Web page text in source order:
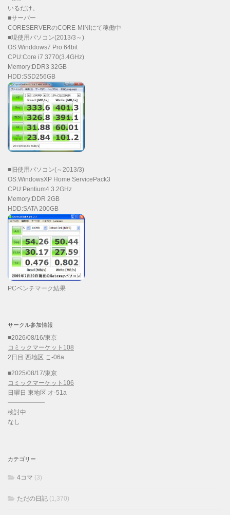
いるだけ。
■サーバー
CORESERVERのCORE-MINIにて稼働中
■現使用パソコン(2013/3～)
OS:Winddows7 Pro 64bit
CPU:Core i7 3770(3.4GHz)
Memory:DDR3 32GB
HDD:SSD256GB
■旧使用パソコン(～2013/3)
OS:WindowsXP Home ServicePack3
CPU:Pentium4 3.2GHz
Memory:DDR 2GB
HDD:SATA 200GB
PCベンチマーク結果
サークル参加情報
■2026/08/16/東京
コミックマーケット108
2日目 西地区 こ-06a
■2025/08/17/東京
コミックマーケット106
日曜日 東地区 オ-51a
——————
検討中
なし
カテゴリー
4コマ (3)
ただの日記 (1,370)